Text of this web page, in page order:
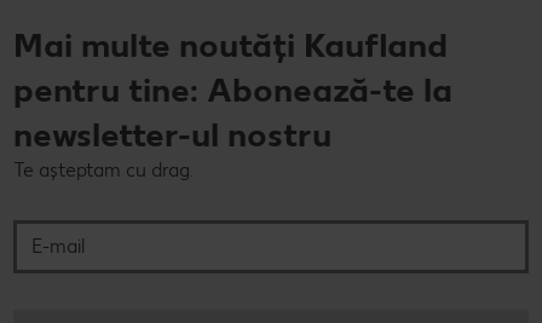
Mai multe noutăți Kaufland
pentru tine: Abonează-te la
newsletter-ul nostru
Te așteptam cu drag.